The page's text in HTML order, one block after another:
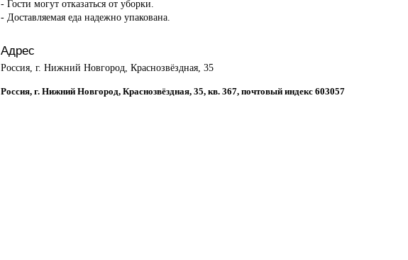
- Гости могут отказаться от уборки.
- Доставляемая еда надежно упакована.
Адрес
Россия, г. Нижний Новгород, Краснозвёздная, 35
Россия, г. Нижний Новгород, Краснозвёздная, 35, кв. 367, почтовый индекс 603057